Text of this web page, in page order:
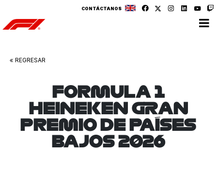
CONTÁCTANOS
REGRESAR
FORMULA 1
HEINEKEN GRAN
PREMIO DE PAÍSES
BAJOS 2026